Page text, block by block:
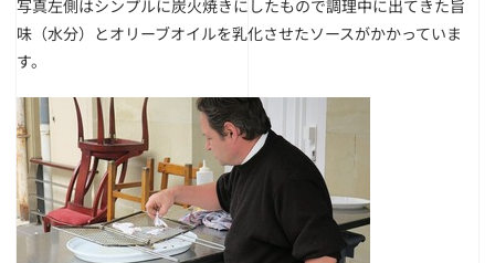
写真左側はシンプルに炭火焼きにしたもので調理中に出てきた旨
味（水分）とオリーブオイルを乳化させたソースがかかっていま
す。